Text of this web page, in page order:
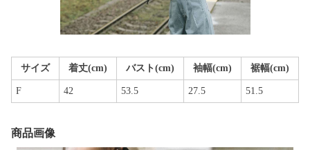
サイズ 着丈(cm) バスト(cm) 袖幅(cm) 裾幅(cm)
F 42 53.5 27.5 51.5
商品画像